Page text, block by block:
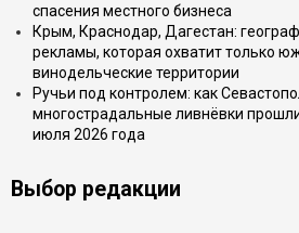
спасения местного бизнеса
Крым, Краснодар, Дагестан:
рекламы, которая охватит только
винодельческие территории
Ручьи под контролем: как
многострадальные ливнёвки
июля 2026 года
Выбор редакции